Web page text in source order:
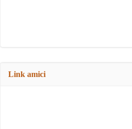
Link amici